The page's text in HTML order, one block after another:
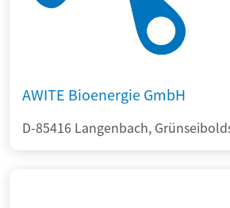
AWITE Bioenergie GmbH
D-85416 Langenbach,